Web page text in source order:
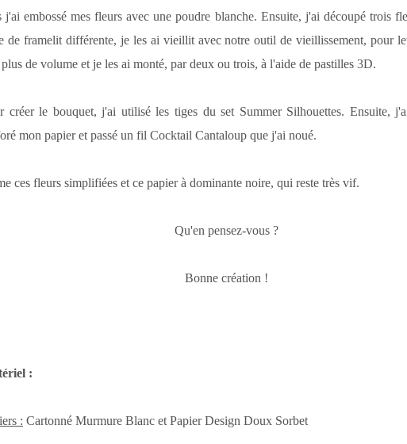
j'ai embossé mes fleurs avec une poudre blanche. Ensuite, j'ai découpé trois
de framelit différente, je les ai vieillit avec notre outil de vieillissement, pour
de volume et je les ai monté, par deux ou trois, à l'aide de pastilles 3D.
créer le bouquet, j'ai utilisé les tiges du set Summer Silhouettes. Ensuite,
mon papier et passé un fil Cocktail Cantaloup que j'ai noué.
ces fleurs simplifiées et ce papier à dominante noire, qui reste très vif.
Qu'en pensez-vous ?
Bonne création !
:
: Cartonné Murmure Blanc et Papier Design Doux Sorbet